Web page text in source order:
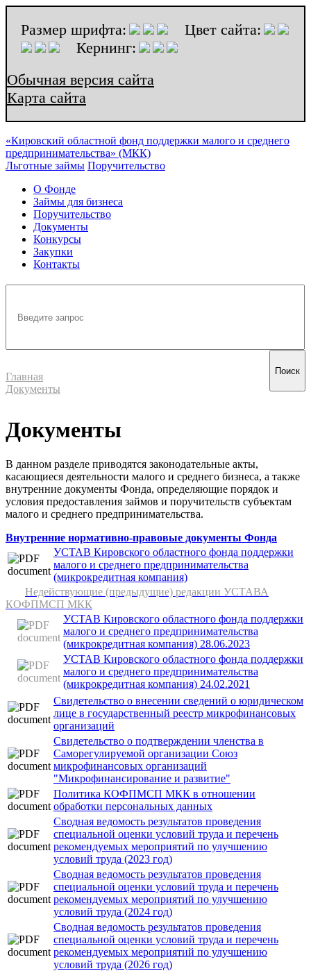
Размер шрифта:
Цвет сайта:
Кернинг:
Обычная версия сайта
Карта сайта
«Кировский областной фонд поддержки малого и среднего
предпринимательства» (МКК)
Льготные займы Поручительство
О Фонде
Займы для бизнеса
Поручительство
Документы
Конкурсы
Закупки
Контакты
Главная
Документы
Документы
В данном разделе приводятся законодательные акты,
касающиеся деятельности малого и среднего бизнеса, а также
внутренние документы Фонда, определяющие порядок и
условия предоставления займов и поручительств субъектам
малого и среднего предпринимательства.
Внутренние нормативно-правовые документы Фонда
УСТАВ Кировского областного фонда поддержки
малого и среднего предпринимательства
(микрокредитная компания)
Недействующие (предыдущие) редакции УСТАВА
КОФПМСП МКК
УСТАВ Кировского областного фонда поддержки
малого и среднего предпринимательства
(микрокредитная компания) 28.06.2023
УСТАВ Кировского областного фонда поддержки
малого и среднего предпринимательства
(микрокредитная компания) 24.02.2021
Свидетельство о внесении сведений о юридическом
лице в государственный реестр микрофинансовых
организаций
Свидетельство о подтверждении членства в
Саморегулируемой организации Союз
микрофинансовых организаций
"Микрофинансирование и развитие"
Политика КОФПМСП МКК в отношении
обработки персональных данных
Сводная ведомость результатов проведения
специальной оценки условий труда и перечень
рекомендуемых мероприятий по улучшению
условий труда (2023 год)
Сводная ведомость результатов проведения
специальной оценки условий труда и перечень
рекомендуемых мероприятий по улучшению
условий труда (2024 год)
Сводная ведомость результатов проведения
специальной оценки условий труда и перечень
рекомендуемых мероприятий по улучшению
условий труда (2026 год)